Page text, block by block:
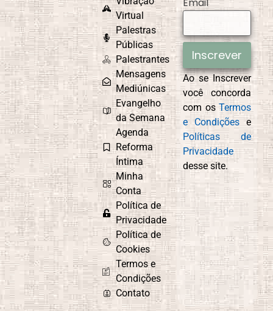
CEMAD
Combate ao
Egoísmo
Compaixão
Conexão com
Deus
Controle
Emocional
Cordel
Espírita
Culto do
Evangelho no
Lar
Curiosidade e
Aprendizado
Virtual
Palestras
Públicas
Palestrantes
Mensagens
Mediúnicas
Evangelho
da Semana
Agenda
Reforma
Íntima
Minha
Conta
Política de
Privacidade
Política de
Cookies
Termos e
Condições
Contato
Inscrever
Ao se Inscrever
você concorda
com osTermos
e Condições e
Políticas de
Privacidade
desse site.